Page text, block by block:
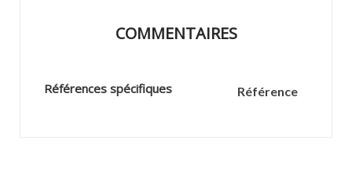
COMMENTAIRES
Référence
Références spécifiques